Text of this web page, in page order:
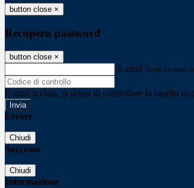
button close ×
Recupero password
button close ×
E-mail Verrà inviato
E-mail inviata, si prega di controllare la casella di
Errore
Chiudi
Successo
Chiudi
Informazione